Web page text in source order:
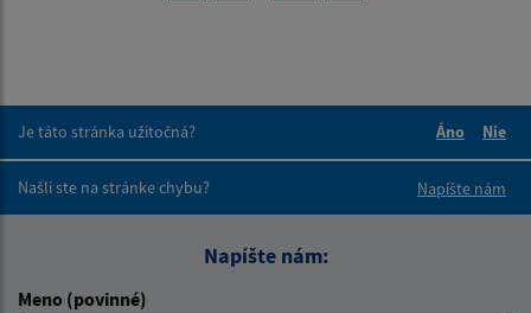
Je táto stránka užitočná?
Áno
Nie
Našli ste na stránke chybu?
Napíšte nám
Napíšte nám:
Meno (povinné)